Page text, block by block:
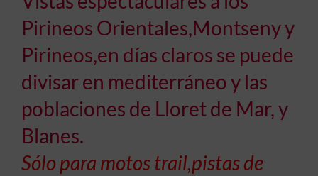
Pirineos Orientales,Montseny y
Pirineos,en días claros se puede
divisar en mediterráneo y las
poblaciones de Lloret de Mar, y
Blanes.
Sólo para motos trail,pistas de